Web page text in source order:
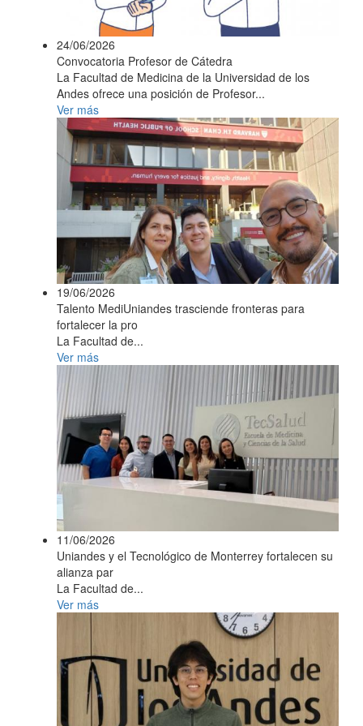
24/06/2026
Convocatoria Profesor de Cátedra
La Facultad de Medicina de la Universidad de los
Andes ofrece una posición de Profesor...
Ver más
19/06/2026
Talento MediUniandes trasciende fronteras para
fortalecer la pro
La Facultad de...
Ver más
11/06/2026
Uniandes y el Tecnológico de Monterrey fortalecen su
alianza par
La Facultad de...
Ver más